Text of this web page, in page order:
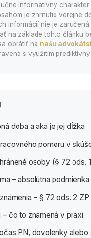
informatívny
je zhrnutie verejne
informácií nie je
na základe tohto článku
obrátiť na našu
s využitím
doba a aká je jej dĺžka
pomeru v
osoby (§ 72 ods.
– absolútna
– § 72 ods. 2 ZP
– čo to znamená v praxi
PN, dovolenky